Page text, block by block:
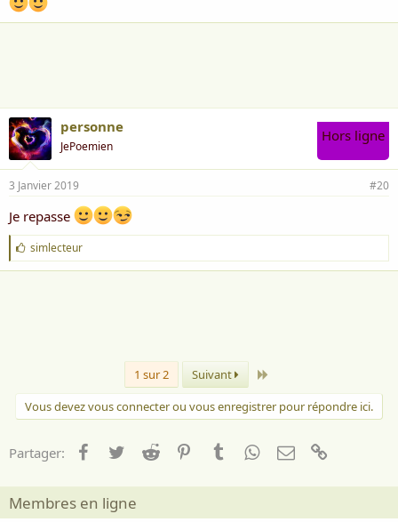
personne
JePoemien
Hors ligne
3 Janvier 2019 #20
Je repasse
J
'
a
simlecteur
1 sur 2 Suivant
Vous devez vous connecter ou vous enregistrer pour répondre ici.
Partager: Facebook
TwitterReddit PinterestTumblrWhatsApp
Email
Membres en ligne